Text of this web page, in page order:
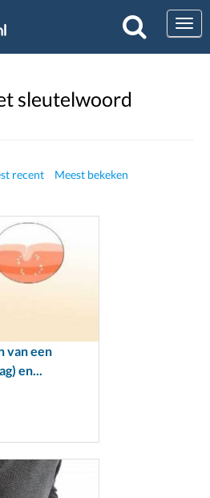
sleutelwoord
recent Meest bekeken
van een
en...